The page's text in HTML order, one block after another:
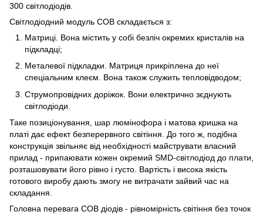
300 світлодіодів.
Світлодіодний модуль COB складається з:
Матриці. Вона містить у собі безліч окремих кристалів на
підкладці;
Металевої підкладки. Матриця прикріплена до неї
спеціальним клеєм. Вона також служить тепловідводом;
Струмопровідних доріжок. Вони електрично зєднують
світлодіоди.
Таке позиціонування, шар люмінофора і матова кришка на
платі дає ефект безперервного світіння. До того ж, подібна
конструкція звільняє від необхідності майструвати власний
прилад - припаювати кожен окремий SMD-світлодіод до плати,
розташовувати його рівно і густо. Вартість і висока якість
готового виробу дають змогу не витрачати зайвий час на
складання.
Головна перевага COB діодів - рівномірність світіння без точок